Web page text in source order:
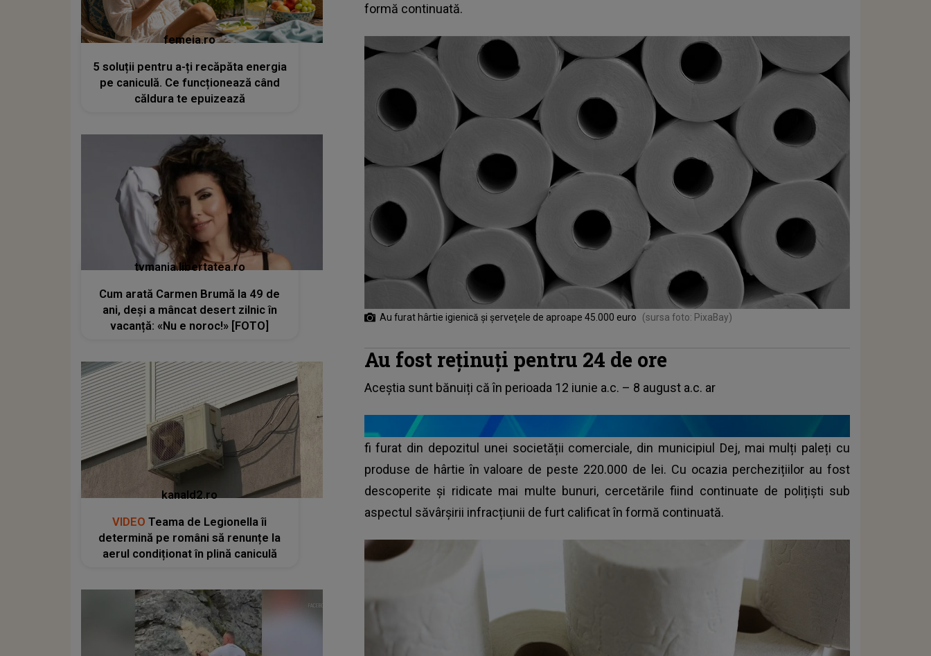
formă continuată.
Au furat hârtie igienică şi şerveţele de aproape 45.000 euro (sursa foto: PixaBay)
Au fost reținuți pentru 24 de ore
Aceştia sunt bănuiți că în perioada 12 iunie a.c. – 8 august a.c. ar
fi furat din depozitul unei societății comerciale, din municipiul Dej, mai mulți paleți cu
produse de hârtie în valoare de peste 220.000 de lei. Cu ocazia perchezițiilor au fost
descoperite și ridicate mai multe bunuri, cercetările fiind continuate de polițiști sub
aspectul săvârșirii infracțiunii de furt calificatîn formă continuată.
femeia.ro
5 soluții pentru a-ți recăpăta energia
pe caniculă. Ce funcționează când
căldura te epuizează
tvmania.libertatea.ro
Cum arată Carmen Brumă la 49 de
ani, deși a mâncat desert zilnic în
vacanță: «Nu e noroc!» [FOTO]
kanald2.ro
VIDEO Teama de Legionella îi
determină pe români să renunțe la
aerul condiționat în plină caniculă